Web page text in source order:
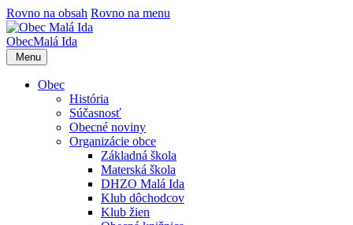
Rovno na obsah Rovno na menu
ObecMalá Ida
Menu
Obec
História
Súčasnosť
Obecné noviny
Organizácie obce
Základná škola
Materská škola
DHZO Malá Ida
Klub dôchodcov
Klub žien